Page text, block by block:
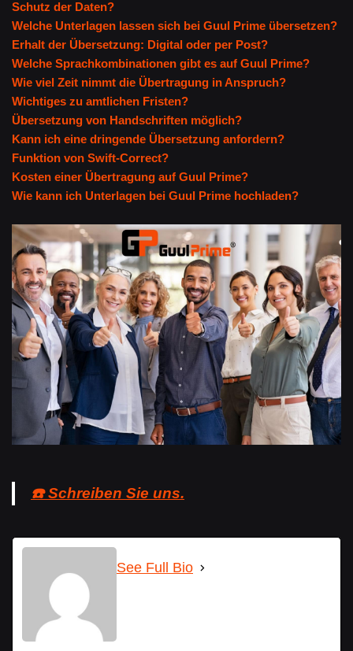
Schutz der Daten?
Welche Unterlagen lassen sich bei Guul Prime übersetzen?
Erhalt der Übersetzung: Digital oder per Post?
Welche Sprachkombinationen gibt es auf Guul Prime?
Wie viel Zeit nimmt die Übertragung in Anspruch?
Wichtiges zu amtlichen Fristen?
Übersetzung von Handschriften möglich?
Kann ich eine dringende Übersetzung anfordern?
Funktion von Swift-Correct?
Kosten einer Übertragung auf Guul Prime?
Wie kann ich Unterlagen bei Guul Prime hochladen?
☎️ Schreiben Sie uns.
See Full Bio